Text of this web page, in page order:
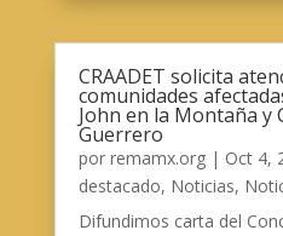
CRAADET solicita
comunidades
John en la Montaña y
Guerrero
por remamx.org| Oct 4,
destacado, Noticias,
Difundimos carta del